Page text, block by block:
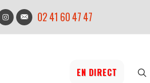
02 41 60 47 47
EN DIRECT